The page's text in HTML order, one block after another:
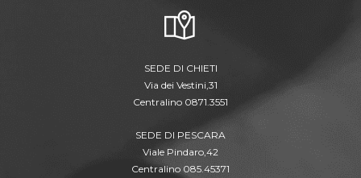
SEDE DI CHIETI
Via dei Vestini,31
Centralino 0871.3551
SEDE DI PESCARA
Viale Pindaro,42
Centralino 085.45371